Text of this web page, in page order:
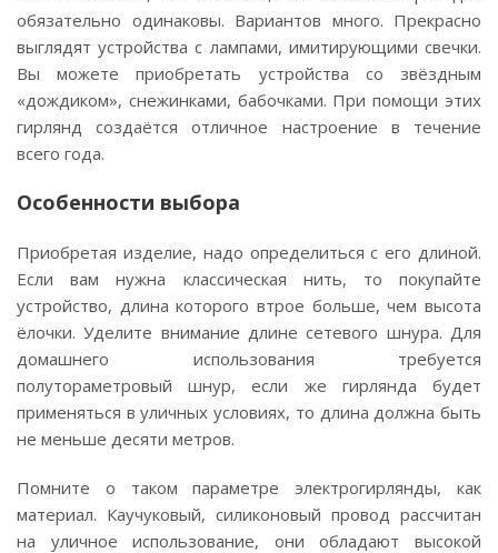
обязательно одинаковы. Вариантов много. Прекрасно
выглядят устройства с лампами, имитирующими свечки.
Вы можете приобретать устройства со звёздным
«дождиком», снежинками, бабочками. При помощи этих
гирлянд создаётся отличное настроение в течение
всего года.
Особенности выбора
Приобретая изделие, надо определиться с его длиной.
Если вам нужна классическая нить, то покупайте
устройство, длина которого втрое больше, чем высота
ёлочки. Уделите внимание длине сетевого шнура. Для
домашнего использования требуется
полутораметровый шнур, если же гирлянда будет
применяться в уличных условиях, то длина должна быть
не меньше десяти метров.
Помните о таком параметре электрогирлянды, как
материал. Каучуковый, силиконовый провод рассчитан
на уличное использование, они обладают высокой